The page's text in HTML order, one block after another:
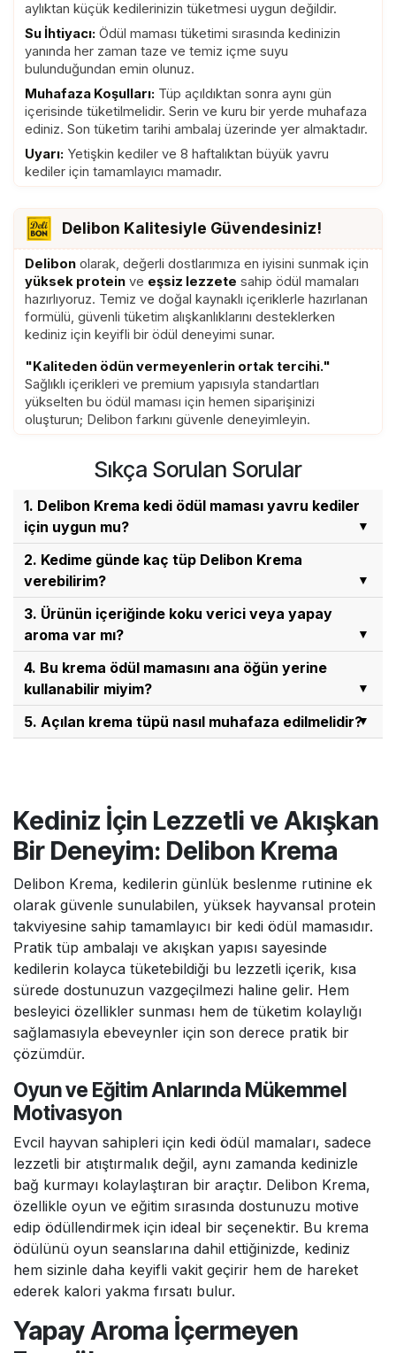
ürünler (Kuzu eti %30, Tavuk eti
%25), Ksantan Gum, Tapiyoka
Nişastası, Yumurta, Deiyonize Su.
aylıktan küçük kedilerinizin tüketmesi uygun değildir.
Su İhtiyacı: Ödül maması tüketimi sırasında kedinizin
yanında her zaman taze ve temiz içme suyu
bulunduğundan emin olunuz.
Muhafaza Koşulları: Tüp açıldıktan sonra aynı gün
içerisinde tüketilmelidir. Serin ve kuru bir yerde muhafaza
ediniz. Son tüketim tarihi ambalaj üzerinde yer almaktadır.
Uyarı: Yetişkin kediler ve 8 haftalıktan büyük yavru
kediler için tamamlayıcı mamadır.
Delibon Kalitesiyle Güvendesiniz!
Delibon olarak, değerli dostlarımıza en iyisini sunmak için
yüksek protein ve eşsiz lezzete sahip ödül mamaları
hazırlıyoruz. Temiz ve doğal kaynaklı içeriklerle hazırlanan
formülü, güvenli tüketim alışkanlıklarını desteklerken
kediniz için keyifli bir ödül deneyimi sunar.
"Kaliteden ödün vermeyenlerin ortak tercihi."
Sağlıklı içerikleri ve premium yapısıyla standartları
yükselten bu ödül maması için hemen siparişinizi
oluşturun; Delibon farkını güvenle deneyimleyin.
Sıkça Sorulan Sorular
1. Delibon Krema kedi ödül maması yavru kediler
için uygun mu?
Evet, yavru kediler için uygundur ancak 2 aylıktan
küçük kedilerin tüketmesi uygun görülmemektedir.
Bu süreyi doldurmuş yavru ve yetişkin kediler
günlük beslenme rutinine ek olarak güvenle
tüketebilir.
2. Kedime günde kaç tüp Delibon Krema
verebilirim?
Günlük tüketim miktarı kedinizin yaşına göre
değişiklik gösterir. 1 yaşından büyük yetişkin kediler
günde 3-5 tüp tüketebilirken, 1 yaşından küçük
yavru kedilerin günde 1-2 tüp tüketmesi tavsiye
edilmektedir.
3. Ürünün içeriğinde koku verici veya yapay
aroma var mı?
Hayır, Delibon Krema doğal bir içeriğe sahiptir ve
formülünde yapay aromalandırıcı veya koku verici
barındırmaz. Ayrıca içeriği taurin, çeşitli vitaminler
ve yüksek hayvansal protein ile desteklenmiştir.
4. Bu krema ödül mamasını ana öğün yerine
kullanabilir miyim?
Hayır, bu ürün kedilerin ana beslenme rutinine ek
olarak formüle edilmiş tamamlayıcı bir ödül
atıştırmalık olarak kullanılmalıdır.
5. Açılan krema tüpü nasıl muhafaza edilmelidir?
Kediniz İçin Lezzetli ve Akışkan
Bir Deneyim: Delibon Krema
Delibon Krema, kedilerin günlük beslenme rutinine ek
olarak güvenle sunulabilen, yüksek hayvansal protein
takviyesine sahip tamamlayıcı bir kedi ödül mamasıdır.
Pratik tüp ambalajı ve akışkan yapısı sayesinde
kedilerin kolayca tüketebildiği bu lezzetli içerik, kısa
sürede dostunuzun vazgeçilmezi haline gelir. Hem
besleyici özellikler sunması hem de tüketim kolaylığı
sağlamasıyla ebeveynler için son derece pratik bir
çözümdür.
Oyun ve Eğitim Anlarında Mükemmel
Motivasyon
Evcil hayvan sahipleri için kedi ödül mamaları, sadece
lezzetli bir atıştırmalık değil, aynı zamanda kedinizle
bağ kurmayı kolaylaştıran bir araçtır. Delibon Krema,
özellikle oyun ve eğitim sırasında dostunuzu motive
edip ödüllendirmek için ideal bir seçenektir. Bu krema
ödülünü oyun seanslarına dahil ettiğinizde, kediniz
hem sizinle daha keyifli vakit geçirir hem de hareket
ederek kalori yakma fırsatı bulur.
Yapay Aroma İçermeyen